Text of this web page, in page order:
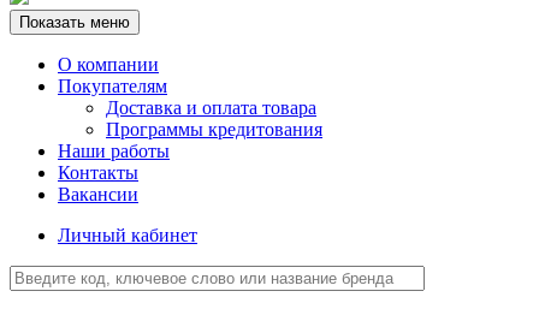
Показать меню
О компании
Покупателям
Доставка и оплата товара
Программы кредитования
Наши работы
Контакты
Вакансии
Личный кабинет